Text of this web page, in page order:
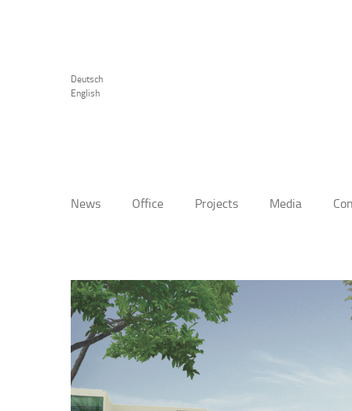
Deutsch
English
News Office Projects Media